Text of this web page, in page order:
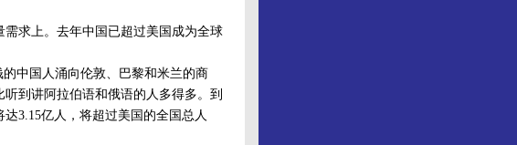
求上。去年中国已超过美国成为全球
中国人涌向伦敦、巴黎和米兰的商
到讲阿拉伯语和俄语的人多得多。到
3.15亿人，将超过美国的全国总人